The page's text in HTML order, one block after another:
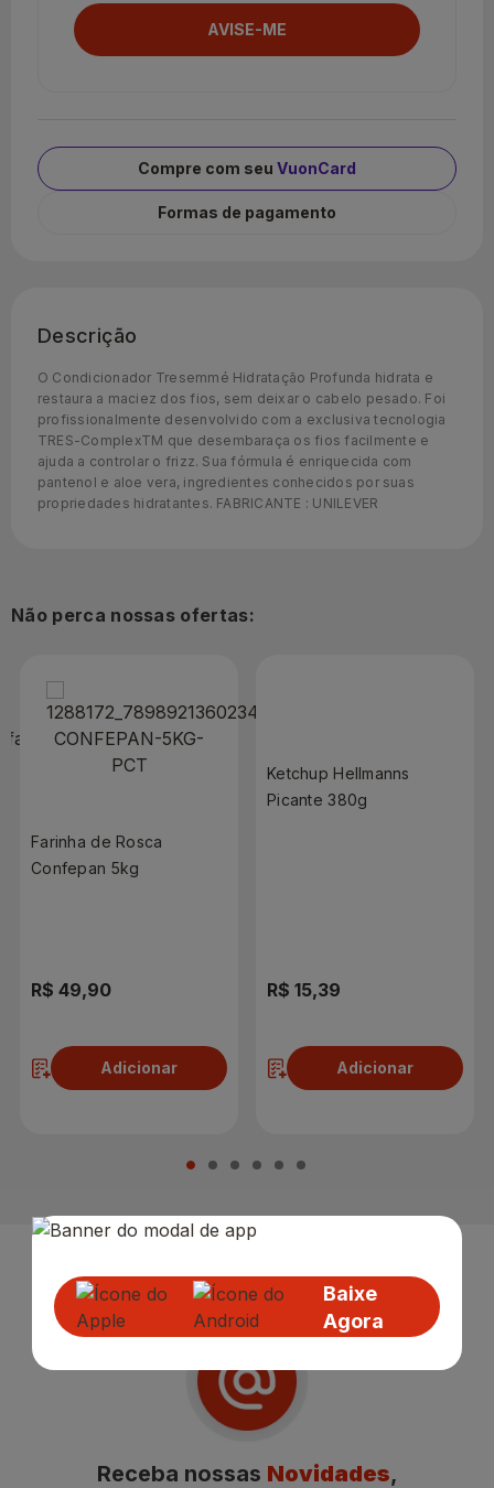
Compre com seu VuonCard
Formas de pagamento
Descrição
O Condicionador Tresemmé Hidratação Profunda hidrata e
restaura a maciez dos fios, sem deixar o cabelo pesado. Foi
profissionalmente desenvolvido com a exclusiva tecnologia
TRES-ComplexTM que desembaraça os fios facilmente e
ajuda a controlar o frizz. Sua fórmula é enriquecida com
pantenol e aloe vera, ingredientes conhecidos por suas
propriedades hidratantes. FABRICANTE : UNILEVER
Não perca nossas ofertas:
Farinha de Rosca
Confepan 5kg
R$ 49,90
Adicionar
Ketchup Hellmanns
Picante 380g
R$ 15,39
Adicionar
Baixe
Agora
Receba nossas Novidades,